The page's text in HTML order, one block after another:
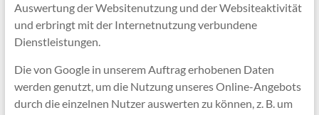
Auswertung der Websitenutzung und der Websiteaktivität
und erbringt mit der Internetnutzung verbundene
Dienstleistungen.
Die von Google in unserem Auftrag erhobenen Daten
werden genutzt, um die Nutzung unseres Online-Angebots
durch die einzelnen Nutzer auswerten zu können, z. B. um